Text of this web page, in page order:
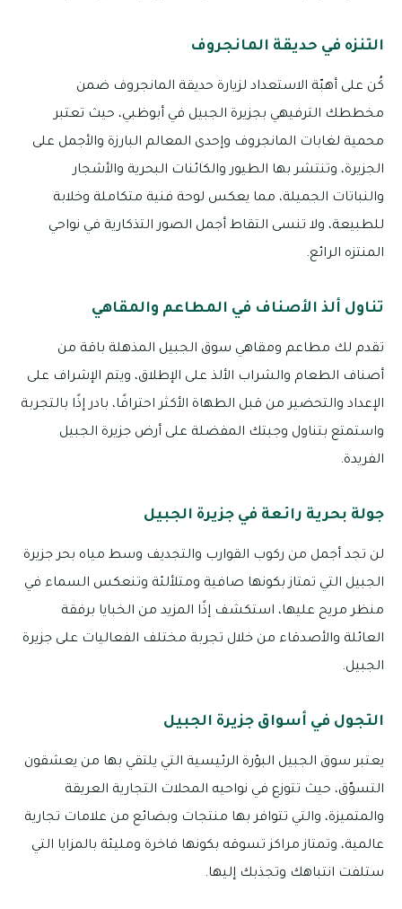
التنزه في حديقة المانجروف
كُن على أهبّة الاستعداد لزيارة حديقة المانجروف ضمن
مخططك الترفيهي بجزيرة الجبيل في أبوظبي، حيث تعتبر
محمية لغابات المانجروف وإحدى المعالم البارزة والأجمل على
الجزيرة، وتنتشر بها الطيور والكائنات البحرية والأشجار
والنباتات الجميلة، مما يعكس لوحة فنية متكاملة وخلابة
للطبيعة، ولا تنسى التقاط أجمل الصور التذكارية في نواحي
المنتزه الرائع.
تناول ألذ الأصناف في المطاعم والمقاهي
تقدم لك مطاعم ومقاهي سوق الجبيل المذهلة باقة من
أصناف الطعام والشراب الألذ على الإطلاق، ويتم الإشراف على
الإعداد والتحضير من قبل الطهاة الأكثر احترافًا، بادر إذًا بالتجربة
واستمتع بتناول وجبتك المفضلة على أرض جزيرة الجبيل
الفريدة.
جولة بحرية رائعة في جزيرة الجبيل
لن تجد أجمل من ركوب القوارب والتجديف وسط مياه بحر جزيرة
الجبيل التي تمتاز بكونها صافية ومتلألئة وتنعكس السماء في
منظر مريح عليها، استكشف إذًا المزيد من الخبايا برفقة
العائلة والأصدقاء من خلال تجربة مختلف الفعاليات على جزيرة
الجبيل.
التجول في أسواق جزيرة الجبيل
يعتبر سوق الجبيل البؤرة الرئيسية التي يلتقي بها من يعشقون
التسوّق، حيث تتوزع في نواحيه المحلات التجارية العريقة
والمتميزة، والتي تتوافر بها منتجات وبضائع من علامات تجارية
عالمية، وتمتاز مراكز تسوقه بكونها فاخرة ومليئة بالمزايا التي
ستلفت انتباهك وتجذبك إليها.